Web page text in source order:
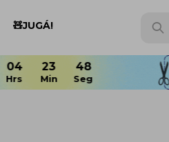
🧸JUGÁ!